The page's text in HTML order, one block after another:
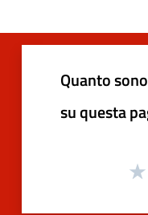
Quanto
su questa